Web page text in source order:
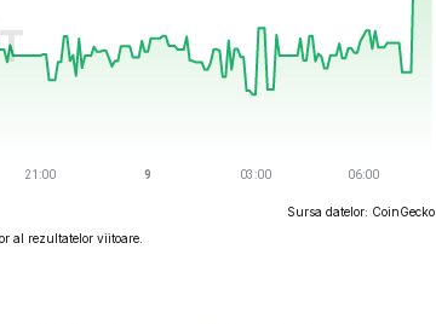
Sursa datelor: CoinGecko
al rezultatelor viitoare.